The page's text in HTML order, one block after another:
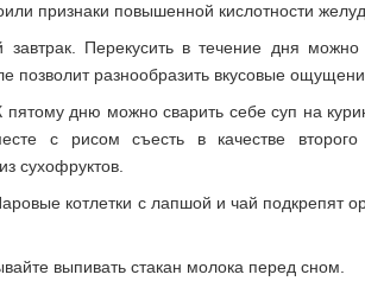
признаки повышенной кислотности
завтрак. Перекусить в течение дня
позволит разнообразить вкусовые
дню можно сварить себе суп на
с рисом съесть в качестве
сухофруктов.
котлетки с лапшой и чай подкрепят
выпивать стакан молока перед сном.